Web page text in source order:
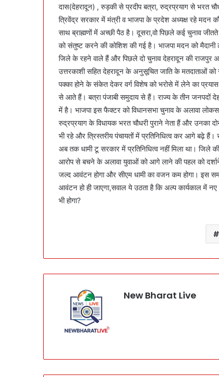
दास(देहरादून) , रुड़की से प्रदीप बत्रा, रुद्रप्रयाग से भरत
त्रिवेंद्र सरकार में मंत्री व भाजपा के प्रदेश अध्यक्ष रहे
साथ ब्राह्मणों में अच्छी पैठ है। दूसरा,वो पिछले कई चुनाव
को संतुष्ट करने की कोशिश की गई है। भाजपा मदन को
जिले के रहने वाले हैं और पिछले दो चुनाव देहरादून की
उत्तरकाशी सहित देहरादून के अनुसूचित जाति के मतदाताओं
पक्का होने के संकेत देकर वर्ग विशेष को भरोसे में लेने का प्रयास
से आते हैं। बत्रा पंजाबी समुदाय से हैं। राज्य के तीन जनपदों
में है। भाजपा इस फैक्टर को विधानसभा चुनाव के अलावा
रुद्रप्रयाग के विधायक भरत चौधरी पुराने नेता हैं और उनका
भी रहे और त्रिस्तरीय पंचायतों में प्रतिनिधित्व कर आगे बढ़े
अब तक धामी टू सरकार में प्रतिनिधित्व नहीं मिला था। जिले
आरोप से बचने के अलावा युवाओं को आगे लाने की पहल को दर्शाने
जल्द आवंटन होगा और सीएम धामी का वजन कम होगा। इस
आवंटन हो ही जाएगा,सवाल ये उठता है कि अल्प कार्यकाल में
भी होगा?
New Bharat Live